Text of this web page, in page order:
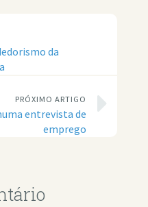
da
PRÓXIMO ARTIGO
entrevista de
emprego